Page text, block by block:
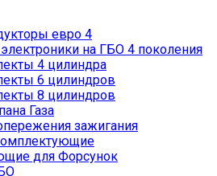
евро 4
на ГБО 4 поколения
4 цилиндра
6 цилиндров
8 цилиндров
Газа
зажигания
для Форсунок